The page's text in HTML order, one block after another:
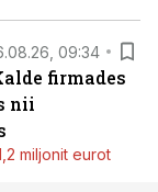
09:34
firmades
nii
miljonit eurot